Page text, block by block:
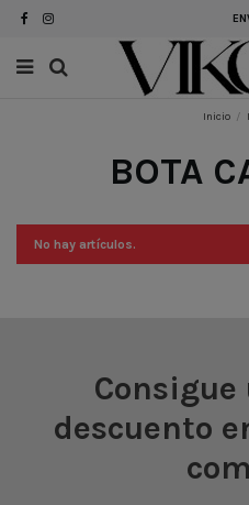
Inicio
BOTA
No hay artículos.
Consigue
descuento